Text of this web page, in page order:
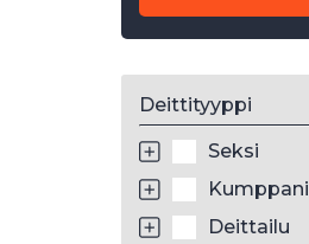
Deittityyppi
Seksi
Deittailu